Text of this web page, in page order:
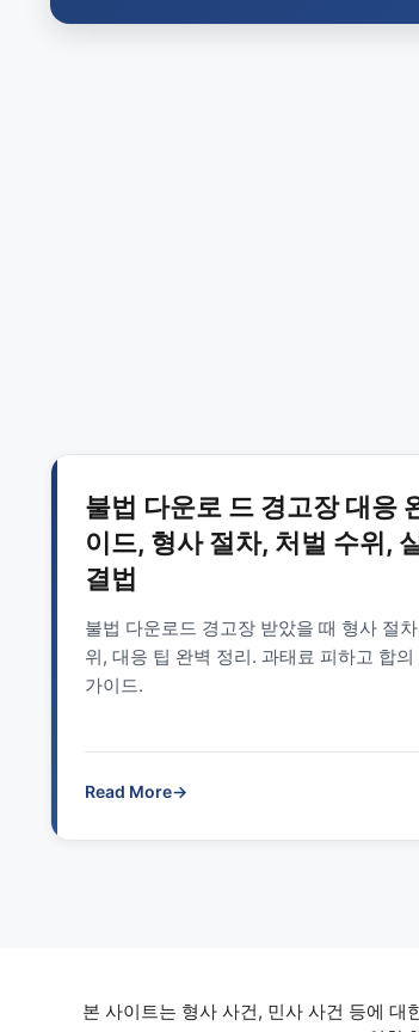
불법 다운로 드 경고장 대응
이드, 형사 절차, 처벌 수위,
결법
불법 다운로드 경고장 받았을 때 형사 절
위, 대응 팁 완벽 정리. 과태료 피하고 합의
가이드.
Read More→
본 사이트는 형사 사건, 민사 사건 등에